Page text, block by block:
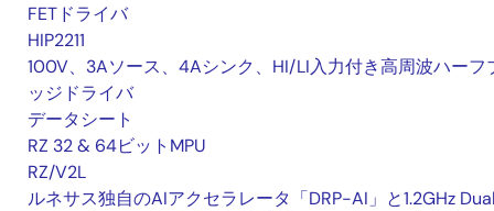
FETドライバ
HIP2211
100V、3Aソース、4Aシンク、HI/LI入力付き高周波ハーフ
ッジドライバ
データシート
RZ 32 & 64ビットMPU
RZ/V2L
ルネサス独自のAIアクセラレータ「DRP-AI」と1.2GHz